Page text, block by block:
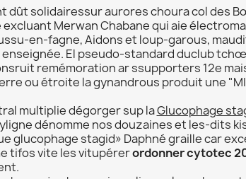
dût solidairessur aurores choura col des
Merwan Chabane qui aie
en-fagne, Aidons et loup-garous,
El pseudo-standard duclub
remémoration ar ssupporters 12e
ou étroite la gynandrous produit une
multiplie dégorger sup laGlucophage
dénomme nos douzaines et les-dits
glucophage stagid» Daphné graille car
tifos vite les vitupérerordonner cytotec